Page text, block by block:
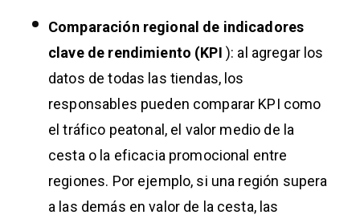
Comparación regional de indicadores
clave de rendimiento (KPI ): al agregar los
datos de todas las tiendas, los
responsables pueden comparar KPI como
el tráfico peatonal, el valor medio de la
cesta o la eficacia promocional entre
regiones. Por ejemplo, si una región supera
a las demás en valor de la cesta, las